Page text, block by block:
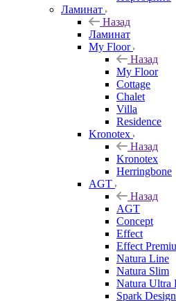
Ламинат
Назад
Ламинат
My Floor
Назад
My Floor
Cottage
Chalet
Villa
Residence
Kronotex
Назад
Kronotex
Herringbone
AGT
Назад
AGT
Concept
Effect
Effect
Natura Line
Natura Slim
Natura Ultra
Spark